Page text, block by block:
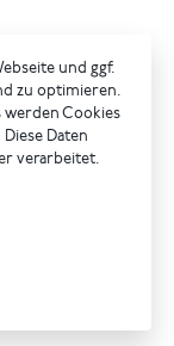
und ggf.
zu optimieren.
werden Cookies
Daten
verarbeitet.